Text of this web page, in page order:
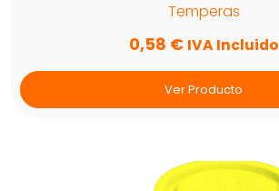
Temperas
0,58 € IVA Incluido
Ver Producto